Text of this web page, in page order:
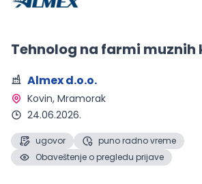
Tehnolog na farmi muznih
Almex d.o.o.
Kovin, Mramorak
24.06.2026.
ugovor
puno radno vreme
Obaveštenje o pregledu prijave